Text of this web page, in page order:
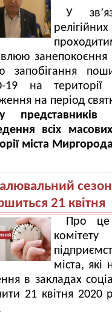
У
занепокоєння
запобігання
19 на
на період
представників
всіх
міста
21 квітня
Про це
комітету
міста, які
в закладах
21 квітня